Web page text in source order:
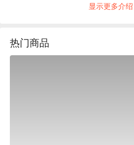
賽車場」是相當注重的喔。「樂福卡
等。想體驗賽車的飆速快感嗎？來「
了！
显示更多介绍
热门商品